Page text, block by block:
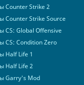
Counter Strike 2
Counter Strike Source
CS: Global Offensive
CS: Condition Zero
Half Life 1
Half Life 2
Garry's Mod